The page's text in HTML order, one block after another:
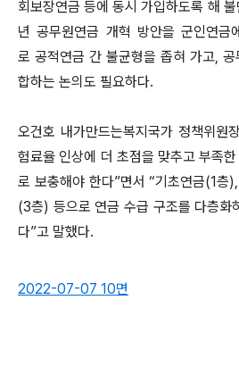
회보장연금 등에 동시 가입하도록 해
년 공무원연금 개혁 방안을 군인연금
로 공적연금 간 불균형을 좁혀 가고,
합하는 논의도 필요하다.
오건호 내가만드는복지국가 정책위원
험료율 인상에 더 초점을 맞추고 부족
로 보충해야 한다”면서 “기초연금(1층
(3층) 등으로 연금 수급 구조를 다층화
다”고 말했다.
2022-07-07 10면